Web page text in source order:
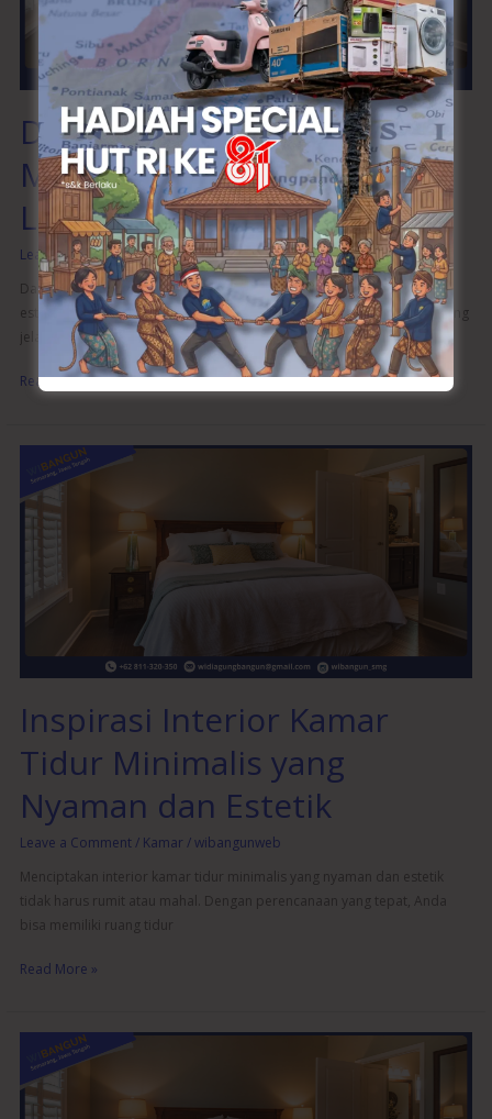
Desain Interior Kamar Tidur
Modern untuk Ruang yang
Lebih Elegan
Leave a Comment/Kamar/wibangunweb
Dalam interior kamar tidur modern, keseimbangan antara fungsi dan
estetika adalah hal utama. Setiap elemen sebaiknya memiliki tujuan yang
jelas. Misalnya, lampu
Ruang
Lebih
Elegan
Read More »
Inspirasi Interior Kamar
Tidur Minimalis yang
Nyaman dan Estetik
Leave a Comment / Kamar /wibangunweb
Menciptakan interior kamar tidur minimalis yang nyaman dan estetik
tidak harus rumit atau mahal. Dengan perencanaan yang tepat, Anda
bisa memiliki ruang tidur
Inspirasi
Interior
Kamar
Nyaman
Read More »
Desain
Interior
Kamar